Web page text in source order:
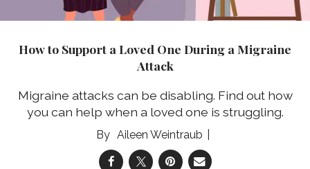
How to Support a Loved One During a Migraine
Attack
Migraine attacks can be disabling. Find out how
you can help when a loved one is struggling.
Aileen Weintraub